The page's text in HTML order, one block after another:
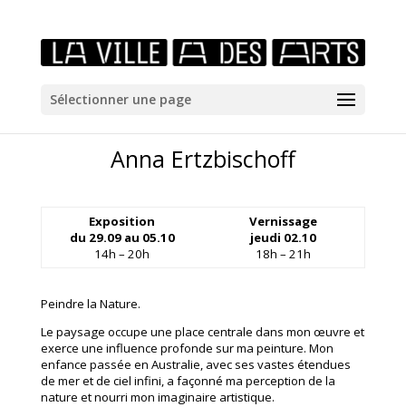
Sélectionner une page
Anna Ertzbischoff
Exposition
du 29.09 au 05.10
14h – 20h
Vernissage
jeudi 02.10
18h – 21h
Peindre la Nature.
Le paysage occupe une place centrale dans mon œuvre et
exerce une influence profonde sur ma peinture. Mon
enfance passée en Australie, avec ses vastes étendues
de mer et de ciel infini, a façonné ma perception de la
nature et nourri mon imaginaire artistique.